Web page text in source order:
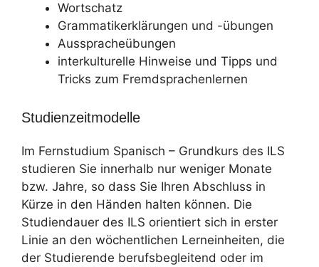
Wortschatz
Grammatikerklärungen und -übungen
Ausspracheübungen
interkulturelle Hinweise und Tipps und
Tricks zum Fremdsprachenlernen
Studienzeitmodelle
Im Fernstudium Spanisch – Grundkurs des ILS
studieren Sie innerhalb nur weniger Monate
bzw. Jahre, so dass Sie Ihren Abschluss in
Kürze in den Händen halten können. Die
Studiendauer des ILS orientiert sich in erster
Linie an den wöchentlichen Lerneinheiten, die
der Studierende berufsbegleitend oder im